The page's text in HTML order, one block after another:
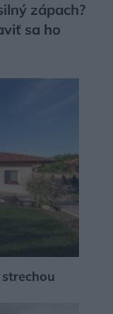
zápach?
sa ho